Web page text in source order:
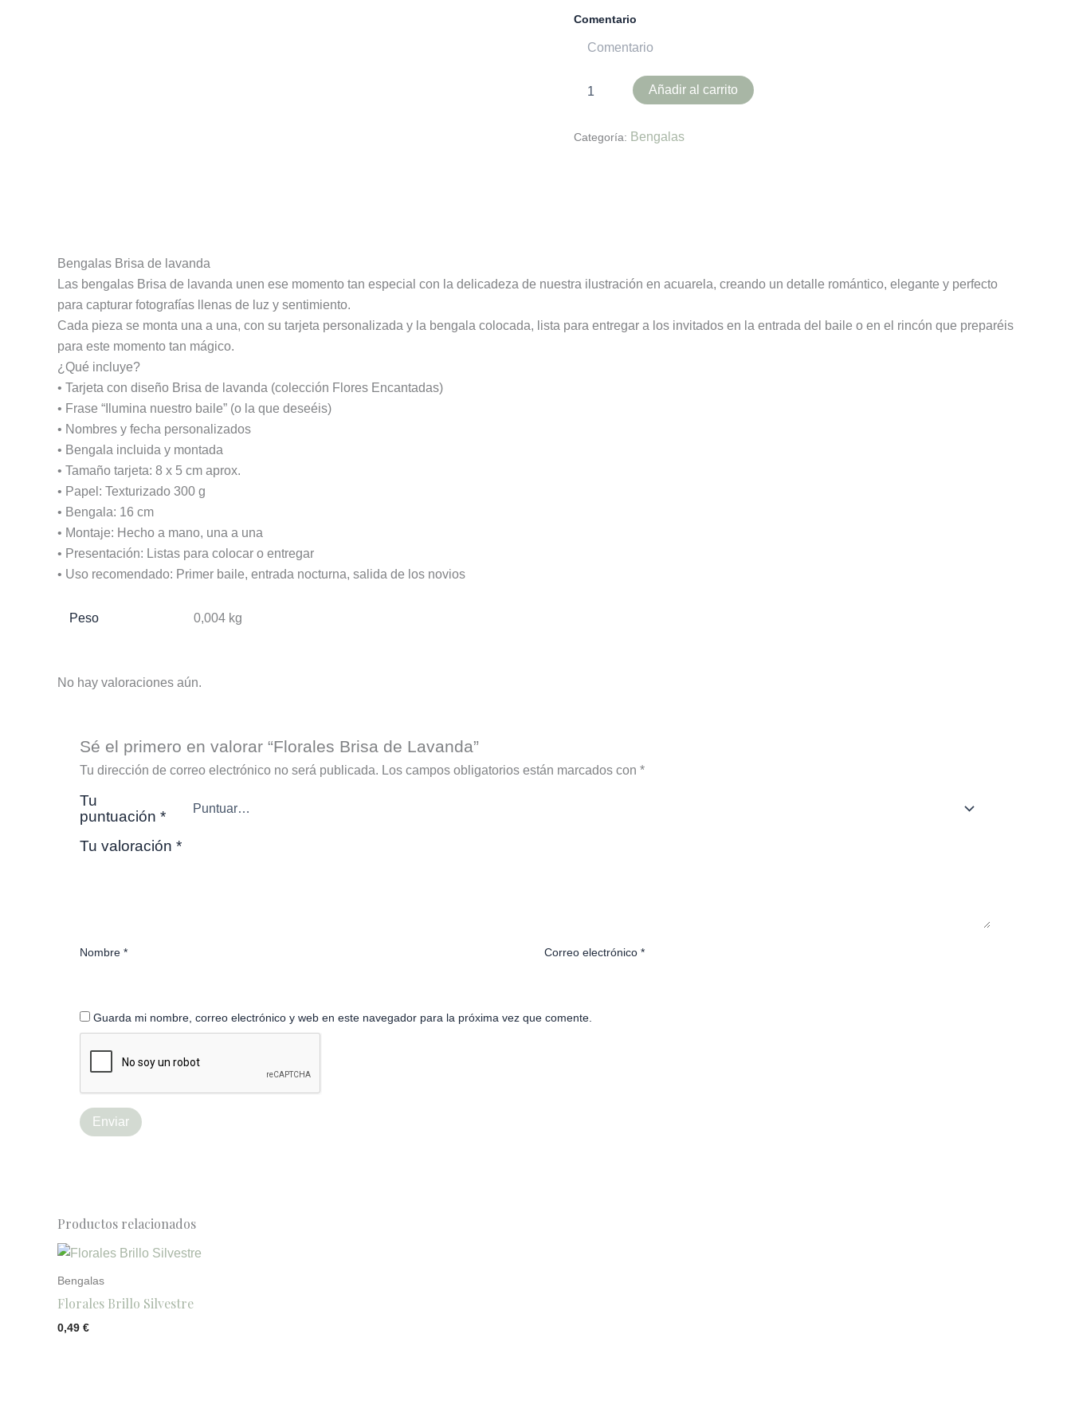
Comentario
Añadir al carrito
Categoría: Bengalas
Bengalas Brisa de lavanda
Las bengalas Brisa de lavanda unen ese momento tan especial con la delicadeza de nuestra ilustración en acuarela, creando un detalle romántico, elegante y perfecto
para capturar fotografías llenas de luz y sentimiento.
Cada pieza se monta una a una, con su tarjeta personalizada y la bengala colocada, lista para entregar a los invitados en la entrada del baile o en el rincón que preparéis
para este momento tan mágico.
¿Qué incluye?
• Tarjeta con diseño Brisa de lavanda (colección Flores Encantadas)
• Frase “Ilumina nuestro baile” (o la que deseéis)
• Nombres y fecha personalizados
• Bengala incluida y montada
• Tamaño tarjeta: 8 x 5 cm aprox.
• Papel: Texturizado 300 g
• Bengala: 16 cm
• Montaje: Hecho a mano, una a una
• Presentación: Listas para colocar o entregar
• Uso recomendado: Primer baile, entrada nocturna, salida de los novios
Peso 0,004 kg
No hay valoraciones aún.
Sé el primero en valorar “Florales Brisa de Lavanda”
Tu dirección de correo electrónico no será publicada. Los campos obligatorios están marcados con *
Tu
puntuación *
Tu valoración *
Nombre * Correo electrónico*
Guarda mi nombre, correo electrónico y web en este navegador para la próxima vez que comente.
Productos relacionados
Bengalas
Florales Brillo Silvestre
0,49 €